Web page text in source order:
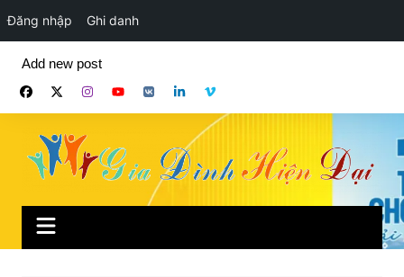
Đăng nhập Ghi danh
phần
Add new post